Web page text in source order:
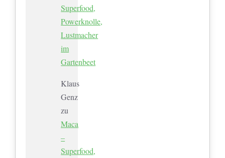
Superfood,
Powerknolle,
Lustmacher
im
Gartenbeet
Klaus
Genz
zu
Maca
–
Superfood,